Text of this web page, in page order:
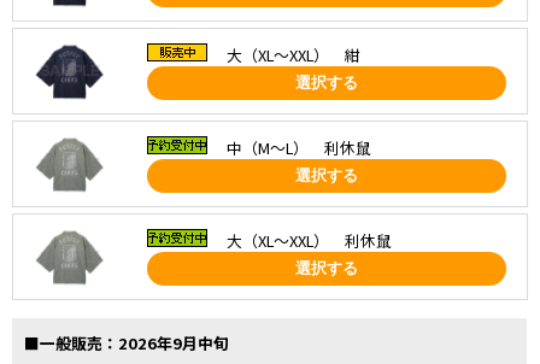
大（XL～XXL） 紺
選択する
中（M～L） 利休鼠
選択する
大（XL～XXL） 利休鼠
選択する
■一般販売：2026年9月中旬